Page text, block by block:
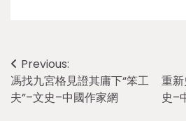
Post
navigation
Previous:
馮找九宮格見證其庸下“笨工
夫”–文史–中國作家網
重
史–